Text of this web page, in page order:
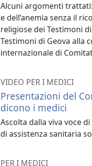
Alcuni argomenti
e dell’anemia senza il
religiose dei Testimoni
Testimoni di Geova alla
internazionale di
VIDEO PER I MEDICI
Presentazioni del
dicono i medici
Ascolta dalla viva voce
di assistenza sanitaria
PER I MEDICI